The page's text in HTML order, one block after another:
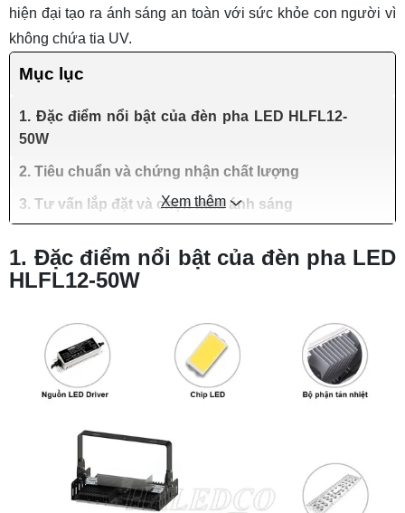
hiện đại tạo ra ánh sáng an toàn với sức khỏe con người vì
không chứa tia UV.
Mục lục
1. Đặc điểm nổi bật của đèn pha LED HLFL12-
50W
2. Tiêu chuẩn và chứng nhận chất lượng
3. Tư vấn lắp đặt và chọn màu ánh sáng
Xem thêm
1. Đặc điểm nổi bật của đèn pha LED
HLFL12-50W